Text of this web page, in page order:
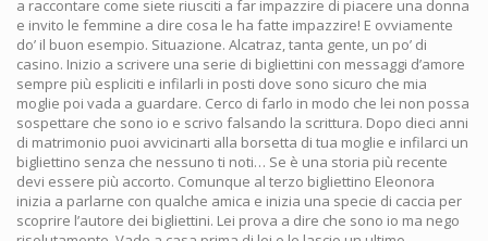
a raccontare come siete riusciti a far impazzire di piacere una donna
e invito le femmine a dire cosa le ha fatte impazzire! E ovviamente
do’ il buon esempio. Situazione. Alcatraz, tanta gente, un po’ di
casino. Inizio a scrivere una serie di bigliettini con messaggi d’amore
sempre più espliciti e infilarli in posti dove sono sicuro che mia
moglie poi vada a guardare. Cerco di farlo in modo che lei non possa
sospettare che sono io e scrivo falsando la scrittura. Dopo dieci anni
di matrimonio puoi avvicinarti alla borsetta di tua moglie e infilarci un
bigliettino senza che nessuno ti noti… Se è una storia più recente
devi essere più accorto. Comunque al terzo bigliettino Eleonora
inizia a parlarne con qualche amica e inizia una specie di caccia per
scoprire l’autore dei bigliettini. Lei prova a dire che sono io ma nego